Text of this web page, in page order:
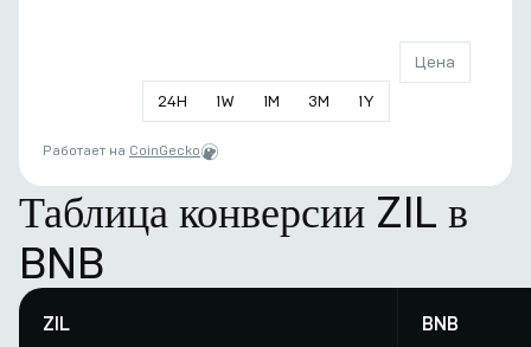
24H 1W 1M 3M 1Y
Цена
Работает на CoinGecko
Таблица конверсии ZIL в
BNB
ZIL BNB